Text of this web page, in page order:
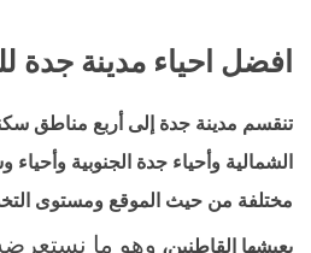
افضل احياء مدينة جدة
تنقسم مدينة جدة إلى أربع مناطق
الشمالية وأحياء جدة الجنوبية
مختلفة من حيث الموقع ومستوى
يعيشها القاطنين، وهو ما